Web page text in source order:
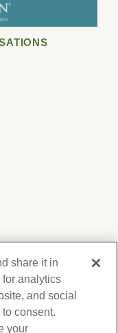
on
Lawn
share it in
analytics
and social
consent.
your